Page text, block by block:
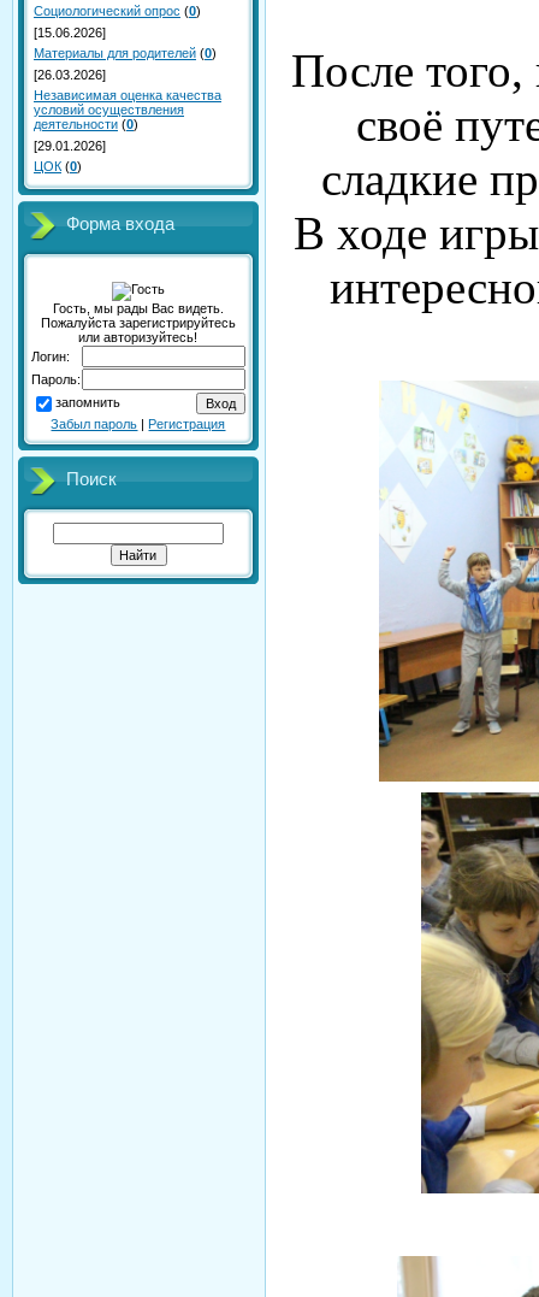
Социологический опрос (0)
[15.06.2026]
Материалы для родителей (0)
[26.03.2026]
Независимая оценка качества
условий осуществления
деятельности (0)
[29.01.2026]
ЦОК (0)
Форма входа
Гость, мы рады Вас видеть.
Пожалуйста зарегистрируйтесь
или авторизуйтесь!
Логин:
Пароль:
запомнить
Забыл пароль |Регистрация
Поиск
После того,
своё
сладкие
В ходе